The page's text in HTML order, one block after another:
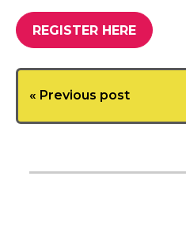
REGISTER HERE
« Previous post